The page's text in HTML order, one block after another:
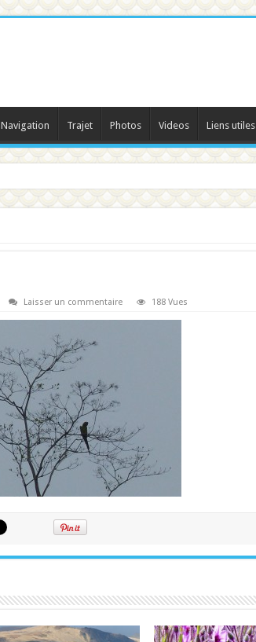
Navigation Trajet Photos Videos Liens utiles
Laisser un commentaire 188 Vues